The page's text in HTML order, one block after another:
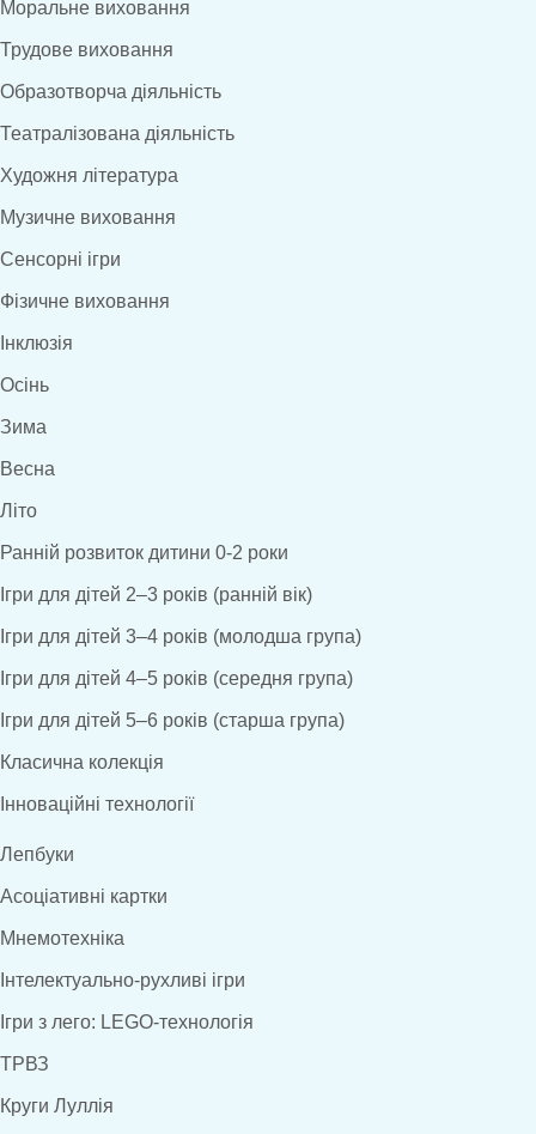
Моральне виховання
Трудове виховання
Образотворча діяльність
Театралізована діяльність
Художня література
Музичне виховання
Сенсорні ігри
Фізичне виховання
Інклюзія
Осінь
Зима
Весна
Літо
Ранній розвиток дитини 0-2 роки
Ігри для дітей 2–3 років (ранній вік)
Ігри для дітей 3–4 років (молодша група)
Ігри для дітей 4–5 років (середня група)
Ігри для дітей 5–6 років (старша група)
Класична колекція
Інноваційні технології
Лепбуки
Асоціативні картки
Мнемотехніка
Інтелектуально-рухливі ігри
Ігри з лего: LEGO-технологія
ТРВЗ
Круги Луллія